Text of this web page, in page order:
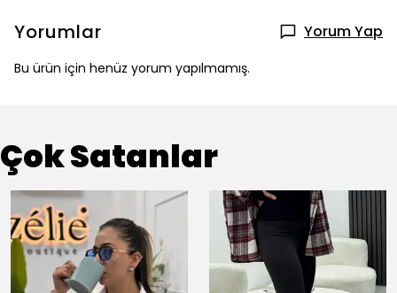
Yorumlar Yorum Yap
Bu ürün için henüz yorum yapılmamış.
Çok Satanlar